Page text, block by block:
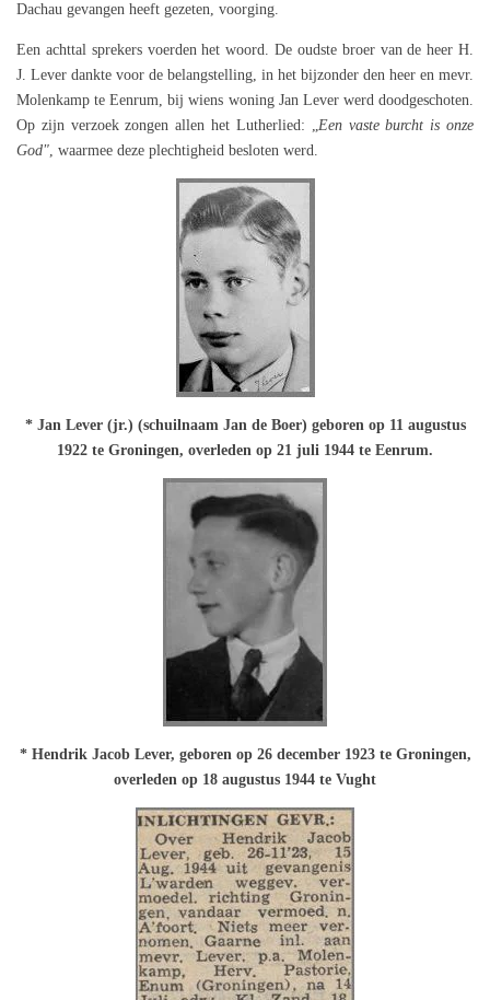
Dachau gevangen heeft gezeten, voorging.
Een achttal sprekers voerden het woord. De oudste broer van de heer H.
J. Lever dankte voor de belangstelling, in het bijzonder den heer en mevr.
Molenkamp te Eenrum, bij wiens woning Jan Lever werd doodgeschoten.
Op zijn verzoek zongen allen het Lutherlied: „Een vaste burcht is onze
God", waarmee deze plechtigheid besloten werd.
* Jan Lever (jr.) (schuilnaam Jan de Boer) geboren op 11 augustus
1922 te Groningen, overleden op 21 juli 1944 te Eenrum.
* Hendrik Jacob Lever, geboren op 26 december 1923 te Groningen,
overleden op 18 augustus 1944 te Vught